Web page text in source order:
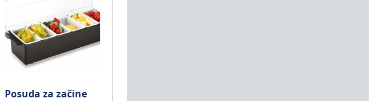
Posuda za začine